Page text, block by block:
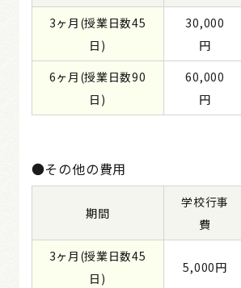
3ヶ月(授業日数45
日)
30,000
円
6ヶ月(授業日数90
日)
60,000
円
●その他の費用
期間
学校行事
費
3ヶ月(授業日数45
日)
5,000円